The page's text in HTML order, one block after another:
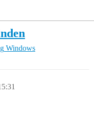
Windows